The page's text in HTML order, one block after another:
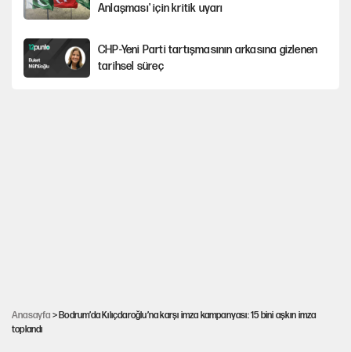
Anlaşması' için kritik uyarı
CHP-Yeni Parti tartışmasının arkasına gizlenen
tarihsel süreç
Anasayfa > Bodrum’da Kılıçdaroğlu’na karşı imza kampanyası: 15 bini aşkın imza
toplandı